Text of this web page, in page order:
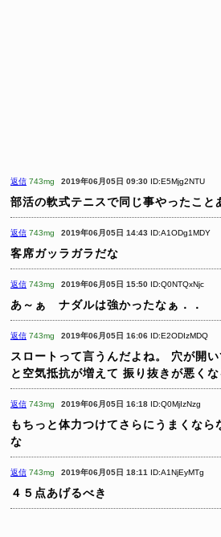
返信 743mg 2019年06月05日 09:30 ID:E5Mjg2NTU
部活の軟式テニスで同じ事やったこと
返信 743mg 2019年06月05日 14:43 ID:A1ODg1MDY
客席ガッラガラだな
返信 743mg 2019年06月05日 15:50 ID:Q0NTQxNjc
あ～ぁ ナダルは強かったなぁ．．
返信 743mg 2019年06月05日 16:06 ID:E2ODIzMDQ
スロートって言うんだよね。
穴が開
と空気抵抗が増えて 振り抜きが悪くな
返信 743mg 2019年06月05日 16:18 ID:Q0MjIzNzg
もちっと体力つけてさらにうまくなら
な
返信 743mg 2019年06月05日 18:11 ID:A1NjEyMTg
４５点あげるべき